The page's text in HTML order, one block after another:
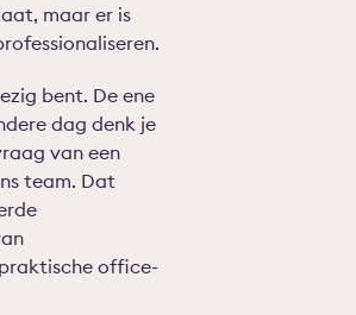
maar er is
bent. De ene
dag denk je
van een
team. Dat
office-